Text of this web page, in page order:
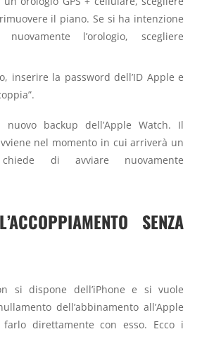
il piano. Se si ha intenzione
l’orologio, scegliere
inserire la password dell’ID Apple e
nuovo backup dell’Apple Watch. Il
nel momento in cui arriverà un
di avviare nuovamente
SENZA
si dispone dell’iPhone e si vuole
dell’abbinamento all’Apple
direttamente con esso. Ecco i